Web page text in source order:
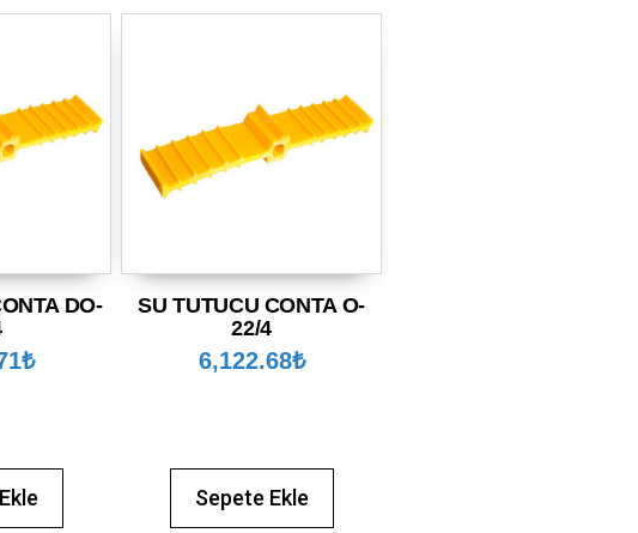
DO-
₺
SU TUTUCU CONTA O-
22/4
6,122.68₺
Sepete Ekle